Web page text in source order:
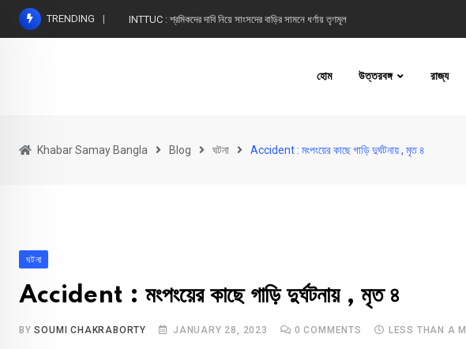
Skip
TRENDING INTTUC : শ্রমিকদের দাবি নিয়ে সাংসদের বাড়ির সামনে ধর্ণায় তৃণমূল
হোম উত্তরবঙ্গ রাজ্য
Khabar Samay Bangla Blog ঘটনা Accident : মংপংয়ের কাছে গাড়ি দুর্ঘটনায় , মৃত ৪
ঘটনা
Accident : মংপংয়ের কাছে গাড়ি দুর্ঘটনায় , মৃত ৪
BYSOUMI CHAKRABORTY JANUARY 28, 2023 0 COMMENTS LESS THAN A